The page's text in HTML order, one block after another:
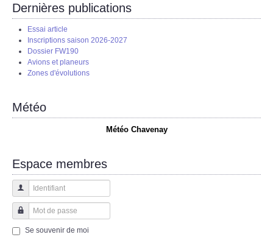
Dernières publications
Essai article
Inscriptions saison 2026-2027
Dossier FW190
Avions et planeurs
Zones d'évolutions
Météo
Météo Chavenay
Espace membres
Identifiant
Mot de passe
Se souvenir de moi